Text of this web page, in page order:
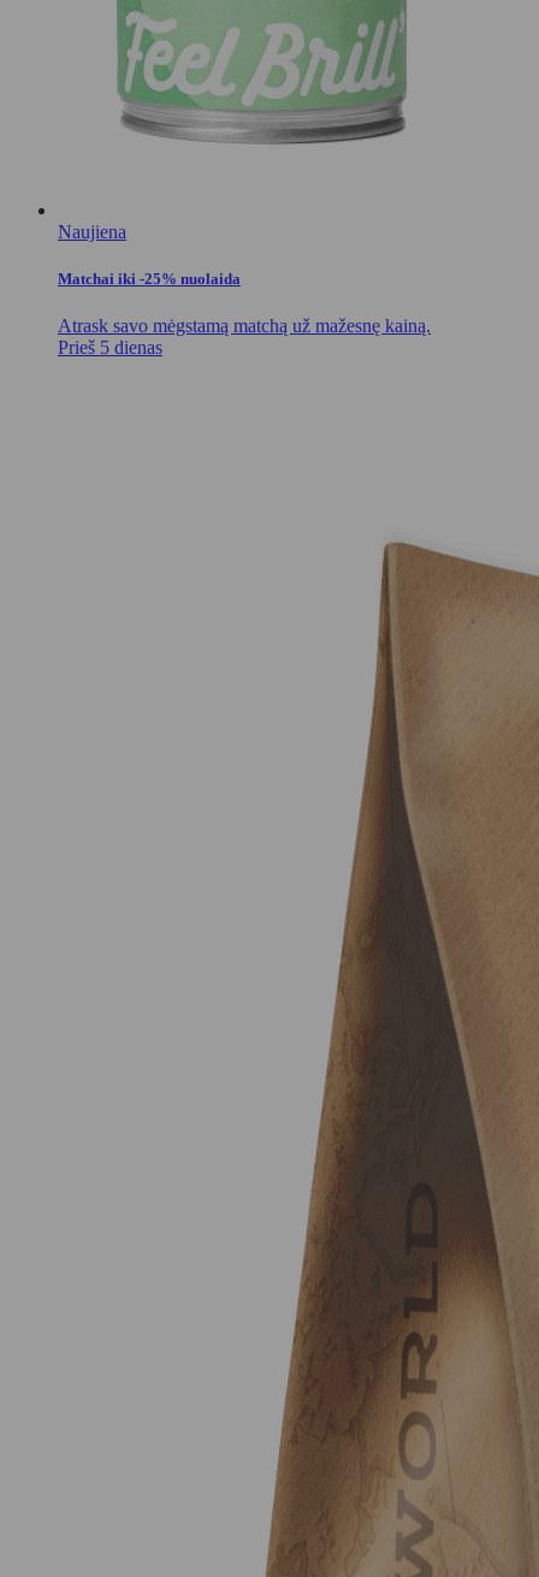
Naujiena
Matchai iki -25% nuolaida
Atrask savo mėgstamą matchą už mažesnę kainą.
Prieš 5 dienas